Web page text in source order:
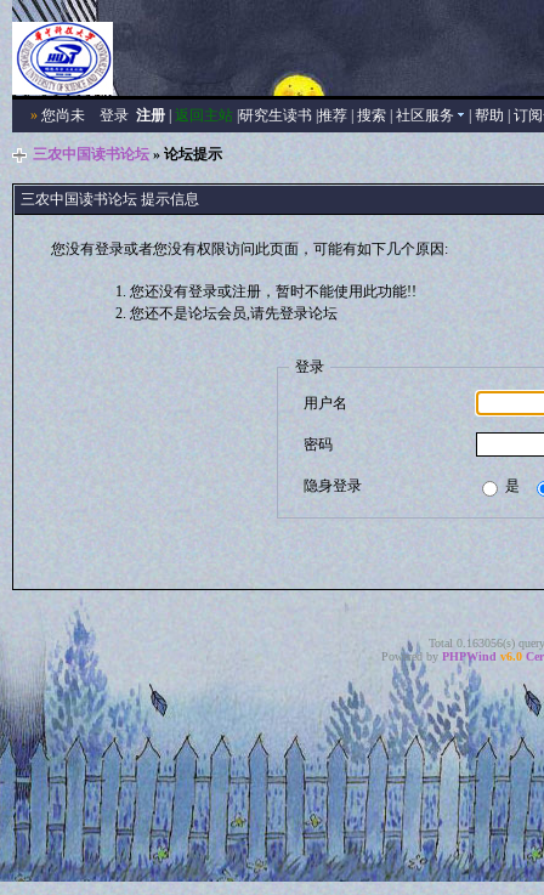
»您尚未 登录 注册| 返回主站| 研究生读书| 推荐| 搜索| 社区服务 帮助 订
三农中国读书论坛» 论坛提示
三农中国读书论坛 提示信息
您没有登录或者您没有权限访问此页面，可能有如下几个原因:
您还没有登录或注册，暂时不能使用此功能!!
您还不是论坛会员,请先登录论坛
登录
用户名
密码
隐身登录 是
Total 0.163056(s)
Powered by PHPWind v6.0